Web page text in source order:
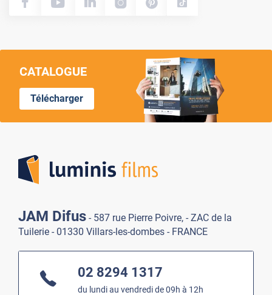
CATALOGUE
Télécharger
JAM Difus - 587 rue Pierre Poivre, - ZAC de la
Tuilerie - 01330 Villars-les-dombes - FRANCE
02 8294 1317
du lundi au vendredi de 09h à 12h